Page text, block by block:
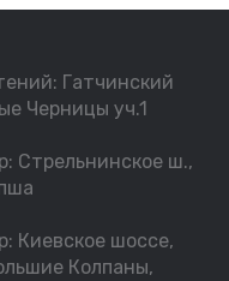
Гатчинский
Черницы уч.1
Стрельнинское ш.,
Киевское шоссе,
Колпаны,